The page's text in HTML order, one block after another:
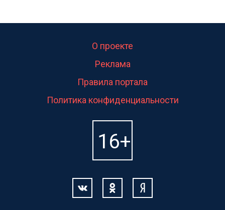
О проекте
Реклама
Правила портала
Политика конфиденциальности